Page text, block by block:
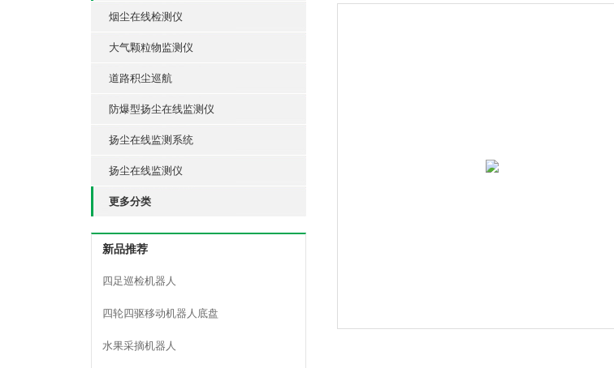
烟尘在线检测仪
大气颗粒物监测仪
道路积尘巡航
防爆型扬尘在线监测仪
扬尘在线监测系统
扬尘在线监测仪
更多分类
新品推荐
四足巡检机器人
四轮四驱移动机器人底盘
水果采摘机器人